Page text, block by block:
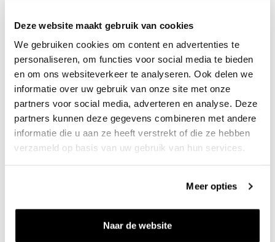
Deze website maakt gebruik van cookies
We gebruiken cookies om content en advertenties te
personaliseren, om functies voor social media te bieden
en om ons websiteverkeer te analyseren. Ook delen we
informatie over uw gebruik van onze site met onze
partners voor social media, adverteren en analyse. Deze
partners kunnen deze gegevens combineren met andere
informatie die u aan ze heeft verstrekt of die ze hebben
verzameld op basis van uw gebruik van hun services.
Meer opties
Naar de website
Veilig achteraf betalen
/10 op Feedback Company
Hulp nodig? We helpen
Over dit product
Verzenden & retourneren